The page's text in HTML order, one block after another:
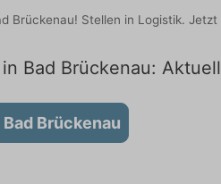
Brückenau! Stellen in Logistik. Jetzt
Bad Brückenau:
Brückenau